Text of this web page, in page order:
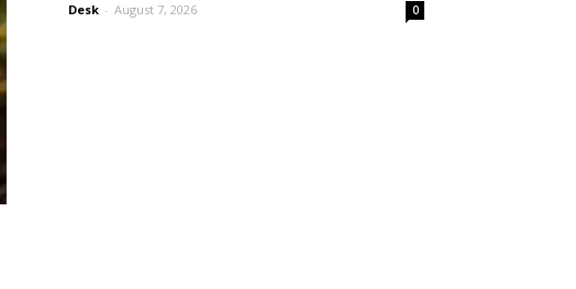
Desk - August 7, 2026 0